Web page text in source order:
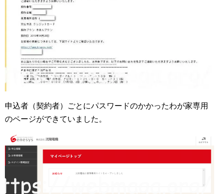
申込者（契約者）ごとにパスワードのかかったわが家専用
のページができていました。